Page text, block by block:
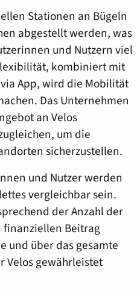
Stationen an Bügeln
abgestellt werden, was
und Nutzern viel
kombiniert mit
App, wird die Mobilität
Das Unternehmen
an Velos
um die
sicherzustellen.
und Nutzer werden
vergleichbar sein.
der Anzahl der
finanziellen Beitrag
und über das gesamte
Velos gewährleistet